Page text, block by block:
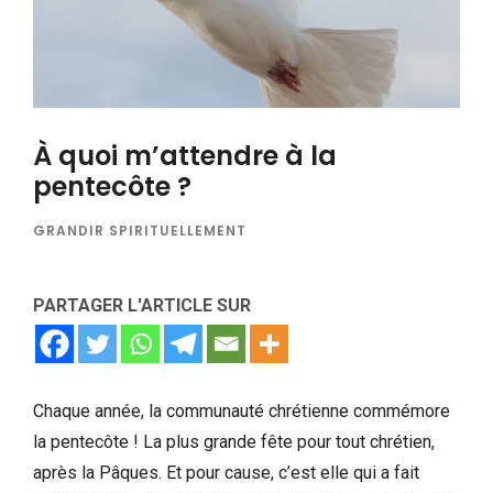
À quoi m’attendre à la
pentecôte ?
GRANDIR SPIRITUELLEMENT
PARTAGER L'ARTICLE SUR
Chaque année, la communauté chrétienne commémore
la pentecôte ! La plus grande fête pour tout chrétien,
après la Pâques. Et pour cause, c’est elle qui a fait